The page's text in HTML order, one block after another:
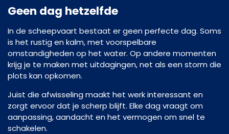
Geen dag hetzelfde
In de scheepvaart bestaat er geen perfecte dag. Soms
is het rustig en kalm, met voorspelbare
omstandigheden op het water. Op andere momenten
krijg je te maken met uitdagingen, net als een storm die
plots kan opkomen.
Juist die afwisseling maakt het werk interessant en
zorgt ervoor dat je scherp blijft. Elke dag vraagt om
aanpassing, aandacht en het vermogen om snel te
schakelen.